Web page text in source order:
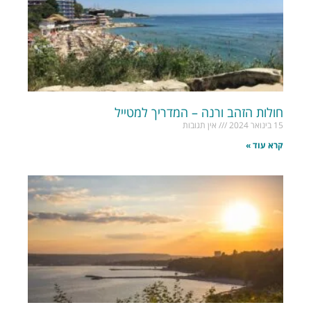
חולות הזהב ורנה – המדריך למטייל
15 בינואר 2024
אין תגובות
קרא עוד »